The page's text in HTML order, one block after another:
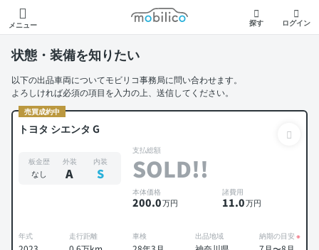
メニュー
モビリコ
探す ログイン
状態・装備を知りたい
以下の出品車両についてモビリコ事務局に問い合わせます。
よろしければ必須の項目を入力の上、送信してください。
売買成約中
トヨタ シエンタ G
板金歴
なし
外装
A
内装
S
支払総額
SOLD!!
本体価格
200.0万円
諸費用
11.0万円
年式 走行距離 車検 出品地域 納期の目安 ※